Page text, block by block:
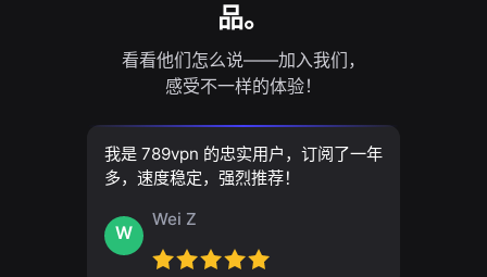
品。
看看他们怎么说——加入我们，
感受不一样的体验！
我是 789vpn 的忠实用户，订阅了一年
多，速度稳定，强烈推荐！
W
Wei Z